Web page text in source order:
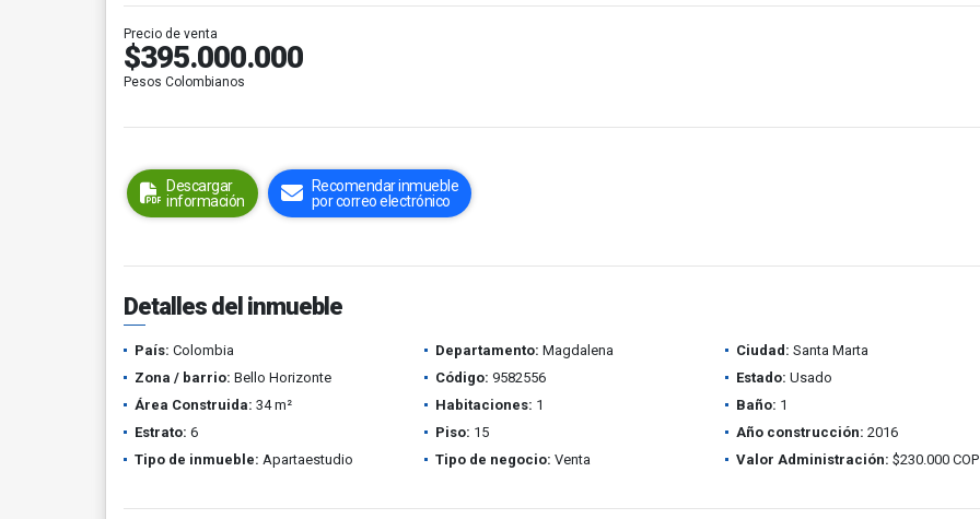
Precio de venta
$395.000.000
Pesos Colombianos
Descargar
información
Recomendar inmueble
por correo electrónico
Detalles del inmueble
País: Colombia Departamento: Magdalena Ciudad: Santa Marta
Zona / barrio: Bello Horizonte Código: 9582556 Estado: Usado
Área Construida: 34 m² Habitaciones: 1 Baño: 1
Estrato: 6 Piso: 15 Año construcción: 2016
Tipo de inmueble: Apartaestudio Tipo de negocio: Venta Valor Administración: $230.000 COP